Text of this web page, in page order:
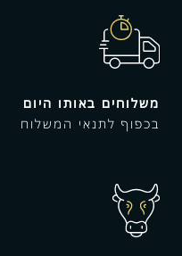
משלוחים באותו היום
בכפוף לתנאי המשלוח